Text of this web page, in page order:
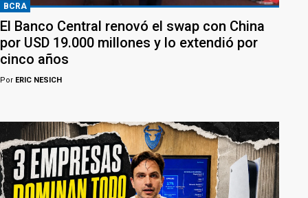
BCRA
El Banco Central renovó el swap con China
por USD 19.000 millones y lo extendió por
cinco años
Por ERIC NESICH